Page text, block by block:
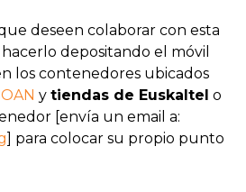
deseen colaborar con esta
depositando el móvil
los contenedores ubicados
y tiendas de Euskaltel o
[envía un email a:
] para colocar su propio punto